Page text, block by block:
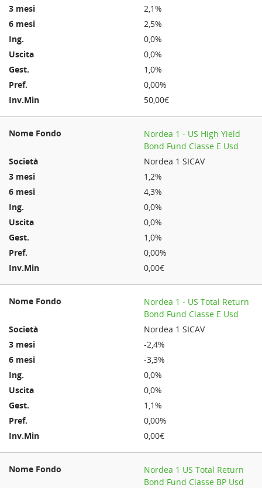
2,1%
2,5%
0,0%
0,0%
1,0%
0,00%
50,00€
Nordea 1 - US High Yield
Bond Fund Classe E Usd
Nordea 1 SICAV
1,2%
4,3%
0,0%
0,0%
1,0%
0,00%
0,00€
Nordea 1 - US Total Return
Bond Fund Classe E Usd
Nordea 1 SICAV
-2,4%
-3,3%
0,0%
0,0%
1,1%
0,00%
0,00€
Nordea 1 US Total Return
Bond Fund Classe BP Usd